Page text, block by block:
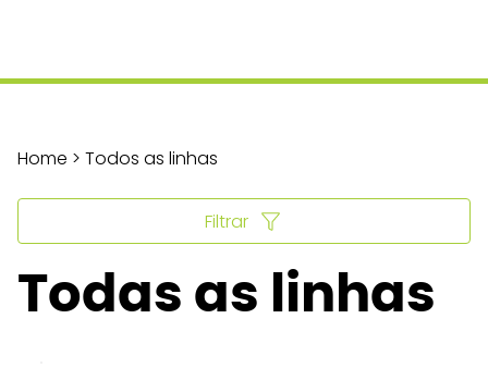
Todas as linhas
Home > Todos as linhas
Filtrar